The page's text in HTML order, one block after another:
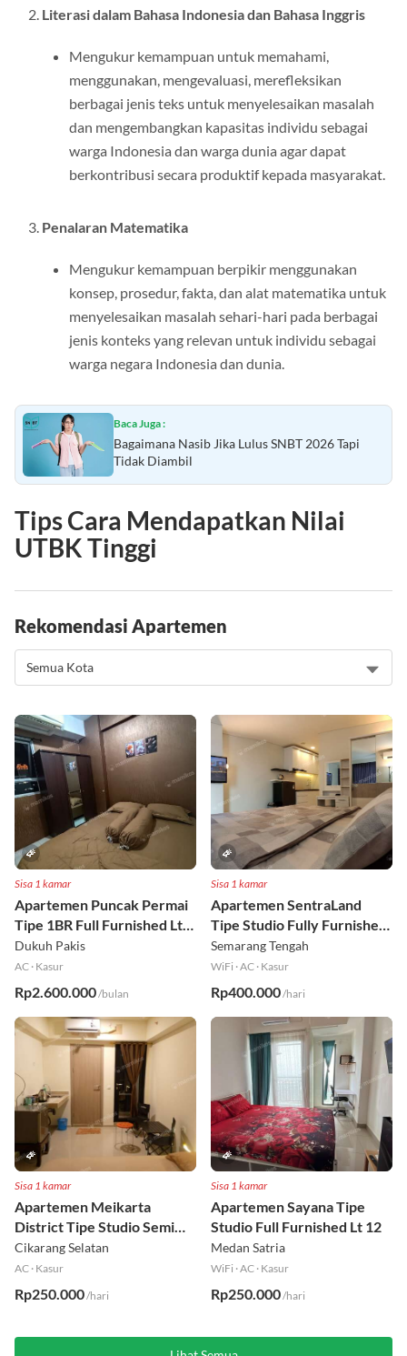
Literasi dalam Bahasa Indonesia dan Bahasa Inggris
Mengukur kemampuan untuk memahami,
menggunakan, mengevaluasi, merefleksikan
berbagai jenis teks untuk menyelesaikan masalah
dan mengembangkan kapasitas individu sebagai
warga Indonesia dan warga dunia agar dapat
berkontribusi secara produktif kepada masyarakat.
Penalaran Matematika
Mengukur kemampuan berpikir menggunakan
konsep, prosedur, fakta, dan alat matematika untuk
menyelesaikan masalah sehari-hari pada berbagai
jenis konteks yang relevan untuk individu sebagai
warga negara Indonesia dan dunia.
Baca Juga :
Bagaimana Nasib Jika Lulus SNBT 2026 Tapi
Tidak Diambil
Tips Cara Mendapatkan Nilai
UTBK Tinggi
Rekomendasi Apartemen
Sisa 1 kamar
Apartemen Puncak Permai
Tipe 1BR Full Furnished Lt
18
Dukuh Pakis
AC · Kasur
Rp2.600.000/bulan
Sisa 1 kamar
Apartemen SentraLand
Tipe Studio Fully Furnished
Lt 8
Semarang Tengah
WiFi ·AC · Kasur
Rp400.000/hari
Sisa 1 kamar
Apartemen Meikarta
District Tipe Studio Semi
Furnished Lt 1
Cikarang Selatan
AC · Kasur
Rp250.000/hari
Sisa 1 kamar
Apartemen Sayana Tipe
Studio Full Furnished Lt 12
Medan Satria
WiFi ·AC · Kasur
Rp250.000/hari